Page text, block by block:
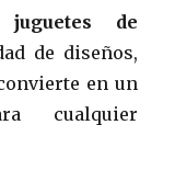
juguetes de
de diseños,
en un
cualquier